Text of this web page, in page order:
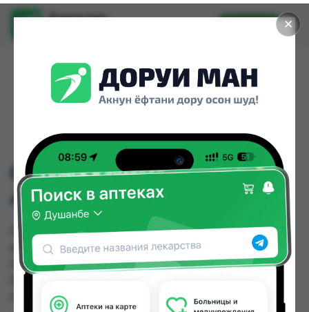
✕
Доруи ман
Установить
CIPROFLOXACIN KABI
400MG/200ML
CIPROFLOXACIN KABI 400MG/200ML можно
купить или заказать в аптеках, Дорухона
Олмони №1, Дорухона Олмони №2 по цене от
городах Таджикистана